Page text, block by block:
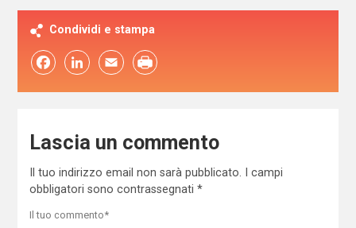
Condividi e stampa
FacebookLinkedIn Email
Lascia un commento
Il tuo indirizzo email non sarà pubblicato.
I campi
obbligatori sono contrassegnati *